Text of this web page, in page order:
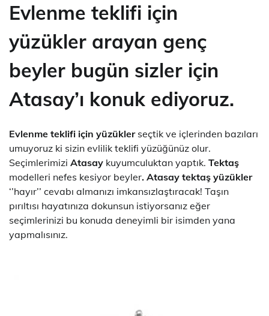
Evlenme teklifi için
yüzükler arayan genç
beyler bugün sizler için
Atasay’ı konuk ediyoruz.
Evlenme teklifi için yüzüklerseçtik ve içlerinden bazıları
umuyoruz ki sizin evlilik teklifi yüzüğünüz olur.
Seçimlerimizi Atasay kuyumculuktan yaptık. Tektaş
modelleri nefes kesiyor beyler. Atasay tektaş yüzükler
‘’hayır’’ cevabı almanızı imkansızlaştıracak! Taşın
pırıltısı hayatınıza dokunsun istiyorsanız eğer
seçimlerinizi bu konuda deneyimli bir isimden yana
yapmalısınız.